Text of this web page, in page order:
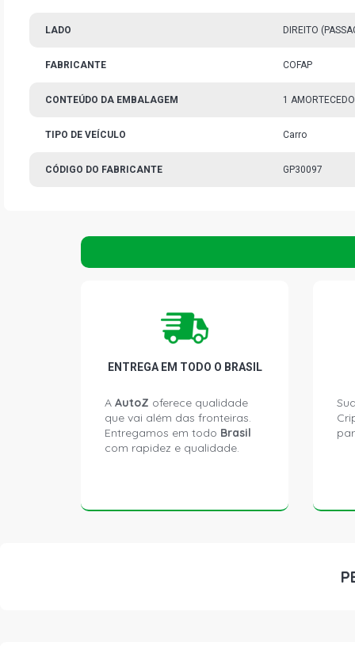
LADO DIREITO
FABRICANTE COFAP
CONTEÚDO DA EMBALAGEM 1
TIPO DE VEÍCULO Carro
CÓDIGO DO FABRICANTE GP30097
ENTREGA EM TODO O BRASIL
A AutoZ oferece qualidade
que vai além das fronteiras.
Entregamos em todo Brasil
com rapidez e qualidade.